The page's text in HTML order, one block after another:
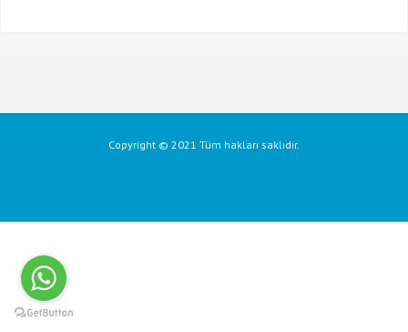
Copyright © 2021 Tüm hakları saklıdır.